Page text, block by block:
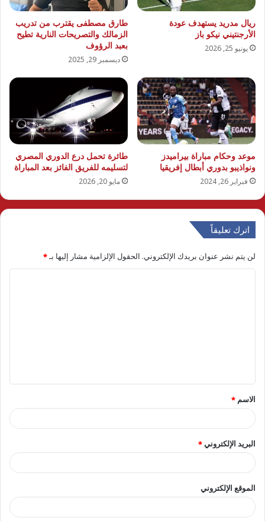
ريال مدريد يستهدف عودة
الأرجنتيني نيكو باز
يونيو 25, 2026
طارق مصطفى يقترب من تدريب
الزمالك والتصريحات النارية تطيح
بعبد الرؤوف
ديسمبر 29, 2025
موعد وحكام مباراة بيراميدز
ونواذيبو بدوري أبطال إفريقيا
فبراير 26, 2024
طائرة تحمل درع الدوري المصري
لتسليمه للفريق الفائز بعد المباراة
مايو 20, 2026
اترك تعليقاً
لن يتم نشر عنوان بريدك الإلكتروني. الحقول الإلزامية مشار إليها بـ*
ق
*
الاسم *
البريد الإلكتروني*
الموقع الإلكتروني